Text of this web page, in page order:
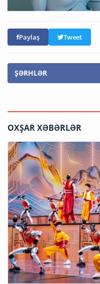
Paylaş Tweet
ŞƏRHLƏR
OXŞAR XƏBƏRLƏR